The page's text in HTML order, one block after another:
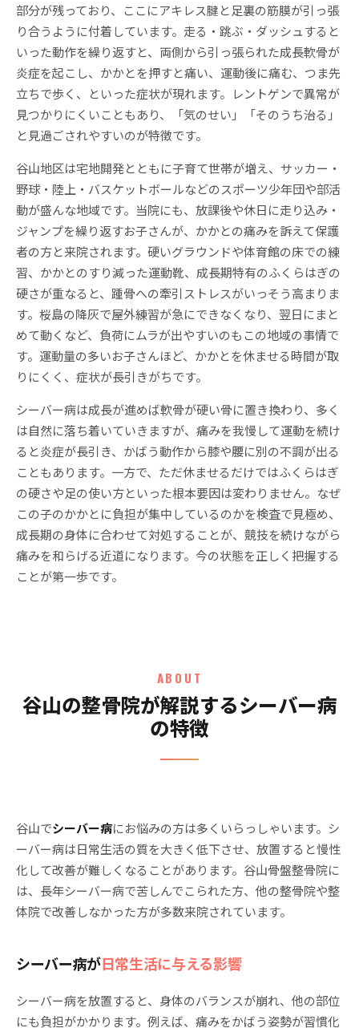
部分が残っており、ここにアキレス腱と足裏の筋膜が引っ張
り合うように付着しています。走る・跳ぶ・ダッシュすると
いった動作を繰り返すと、両側から引っ張られた成長軟骨が
炎症を起こし、かかとを押すと痛い、運動後に痛む、つま先
立ちで歩く、といった症状が現れます。レントゲンで異常が
見つかりにくいこともあり、「気のせい」「そのうち治る」
と見過ごされやすいのが特徴です。
谷山地区は宅地開発とともに子育て世帯が増え、サッカー・
野球・陸上・バスケットボールなどのスポーツ少年団や部活
動が盛んな地域です。当院にも、放課後や休日に走り込み・
ジャンプを繰り返すお子さんが、かかとの痛みを訴えて保護
者の方と来院されます。硬いグラウンドや体育館の床での練
習、かかとのすり減った運動靴、成長期特有のふくらはぎの
硬さが重なると、踵骨への牽引ストレスがいっそう高まりま
す。桜島の降灰で屋外練習が急にできなくなり、翌日にまと
めて動くなど、負荷にムラが出やすいのもこの地域の事情で
す。運動量の多いお子さんほど、かかとを休ませる時間が取
りにくく、症状が長引きがちです。
シーバー病は成長が進めば軟骨が硬い骨に置き換わり、多く
は自然に落ち着いていきますが、痛みを我慢して運動を続け
ると炎症が長引き、かばう動作から膝や腰に別の不調が出る
こともあります。一方で、ただ休ませるだけではふくらはぎ
の硬さや足の使い方といった根本要因は変わりません。なぜ
この子のかかとに負担が集中しているのかを検査で見極め、
成長期の身体に合わせて対処することが、競技を続けながら
痛みを和らげる近道になります。今の状態を正しく把握する
ことが第一歩です。
ABOUT
谷山の整骨院が解説するシーバー病
の特徴
谷山でシーバー病にお悩みの方は多くいらっしゃいます。シ
ーバー病は日常生活の質を大きく低下させ、放置すると慢性
化して改善が難しくなることがあります。谷山骨盤整骨院に
は、長年シーバー病で苦しんでこられた方、他の整骨院や整
体院で改善しなかった方が多数来院されています。
シーバー病が日常生活に与える影響
シーバー病を放置すると、身体のバランスが崩れ、他の部位
にも負担がかかります。例えば、痛みをかばう姿勢が習慣化